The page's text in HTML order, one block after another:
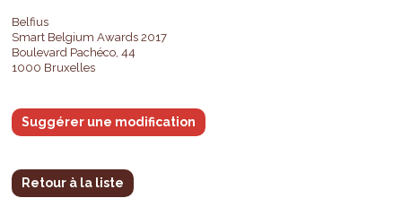
Belfius
Smart Belgium Awards 2017
Boulevard Pachéco, 44
1000 Bruxelles
Suggérer une modification
Retour à la liste